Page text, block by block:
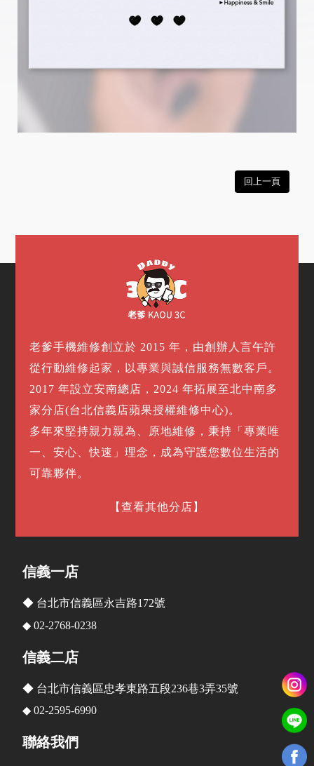
回上一頁
老爹手機維修創立於 2015 年，由創辦人言午許
從行動維修起家，以專業與誠信服務無數客戶。
2017 年設立安南總店，2024 年拓展至北中南多
家分店(台北信義店蘋果授權維修中心)。
多年來堅持親力親為、原地維修，秉持「專業唯
一、安心、快速」理念，成為守護您數位生活的
可靠夥伴。
【查看其他分店】
信義一店
◆ 台北市信義區永吉路172號
◆ 02-2768-0238
信義二店
◆ 台北市信義區忠孝東路五段236巷3弄35號
◆ 02-2595-6990
聯絡我們